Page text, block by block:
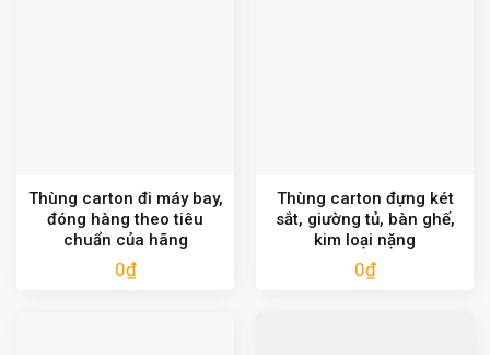
Thùng carton đi máy bay,
đóng hàng theo tiêu
chuẩn của hãng
0₫
Thùng carton đựng két
sắt, giường tủ, bàn ghế,
kim loại nặng
0₫